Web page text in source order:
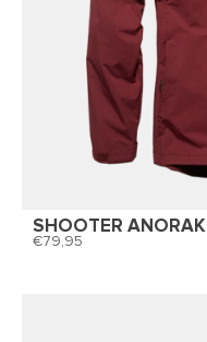
SHOOTER ANORAK
79,95